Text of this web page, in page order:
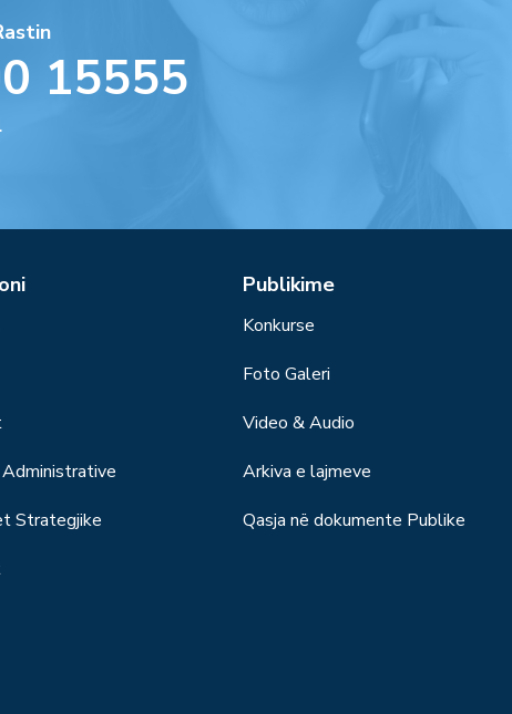
15555
Strategjike
Publikime
Konkurse
Foto Galeri
Video & Audio
Arkiva e lajmeve
Qasja në dokumente Publike